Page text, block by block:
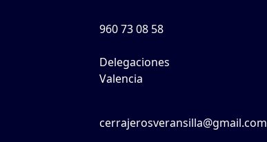
960 73 08 58
Delegaciones
Valencia
cerrajerosveransilla@gmail.com